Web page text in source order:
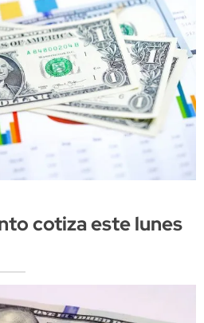
cotiza este lunes